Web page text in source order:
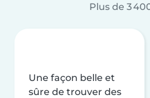
Plus de 3
Une façon belle et
sûre de trouver des